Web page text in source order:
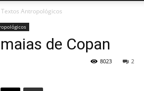
Textos Antropológicos
de Copan
2
8023